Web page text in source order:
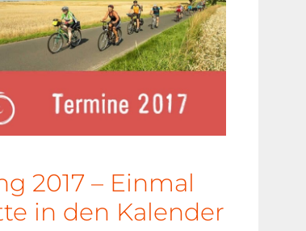
2017 – Einmal
in den Kalender